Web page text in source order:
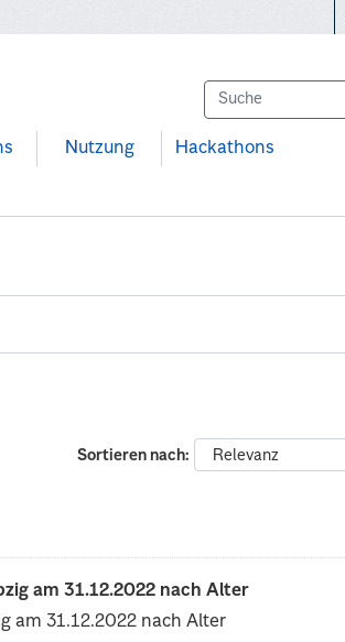
Nutzung Hackathons
Sortieren nach
am 31.12.2022 nach Alter
am 31.12.2022 nach Alter